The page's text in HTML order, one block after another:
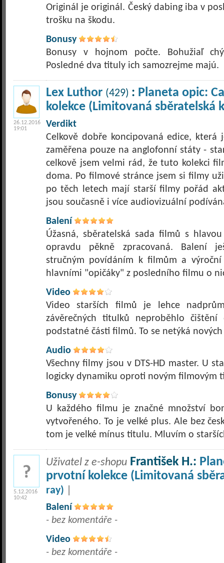
Originál je originál. Český dabing iba v
trošku na škodu.
Bonusy
Bonusy v hojnom počte. Bohužiaľ
Posledné dva tituly ich samozrejme majú.
26.12.2016
19:01
Lex Luthor (429) : Planeta opic:
kolekce (Limitovaná sběratelská
Verdikt
Celkově dobře koncipovaná edice,
zaměřena pouze na anglofonní státy -
celkově jsem velmi rád, že tuto kolekci
doma. Po filmové stránce jsem si filmy
po těch letech mají starší filmy pořád
jsou současně i více audiovizuální
Balení
Úžasná, sběratelská sada filmů s
opravdu pěkně zpracovaná. Balení
stručným povídáním k filmům a
hlavními "opičáky" z posledního filmu o
Video
Video starších filmů je lehce
závěrečných titulků neproběhlo
podstatné části filmů. To se netýká
Audio
Všechny filmy jsou v DTS-HD master. U
logicky dynamiku oproti novým filmovým
Bonusy
U každého filmu je značné množství
vytvořeného. To je velké plus. Ale bez
tom je velké mínus titulu. Mluvím o
5.12.2016
10:42
Uživatel z e-shopu František H.:
prvotní kolekce (Limitovaná
ray)
Balení
- bez komentáře -
Video
- bez komentáře -